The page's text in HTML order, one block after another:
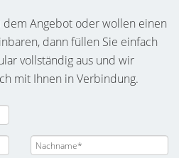
dem Angebot oder wollen einen
dann füllen Sie einfach
vollständig aus und wir
mit Ihnen in Verbindung.